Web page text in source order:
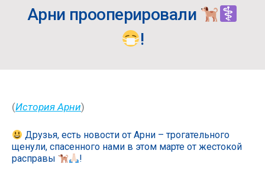
Арни прооперировали
!
(История Арни)
Друзья, есть новости от Арни – трогательного
щенули, спасенного нами в этом марте от жестокой
расправы
!